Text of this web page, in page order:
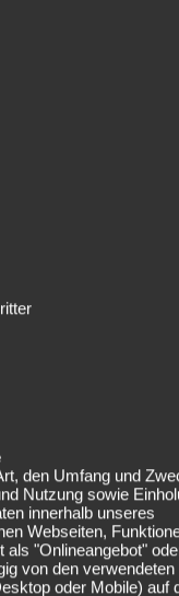
wieder wird auch
Interessent.
an
das Interesse
Spitzenvereinen
der Norweger in
Millionen Euro,
15 Millionen Euro
sein. Bei
ist die geforderte
den Umfang und
Nutzung sowie
innerhalb unseres
Webseiten,
"Onlineangebot"
von den
oder Mobile) auf